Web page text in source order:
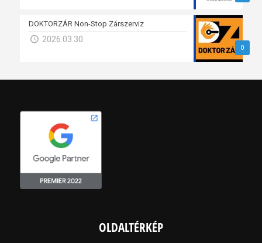
0
DOKTORZÁR Non-Stop Zárszerviz
2026.03.30.
OLDALTÉRKÉP